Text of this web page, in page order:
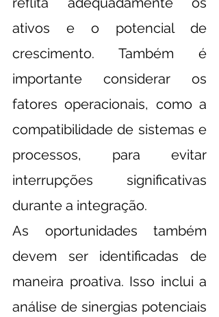
ativos e o potencial de
crescimento. Também é
importante considerar os
fatores operacionais, como a
compatibilidade de sistemas e
processos, para evitar
interrupções significativas
durante a integração.
As oportunidades também
devem ser identificadas de
maneira proativa. Isso inclui a
análise de sinergias potenciais